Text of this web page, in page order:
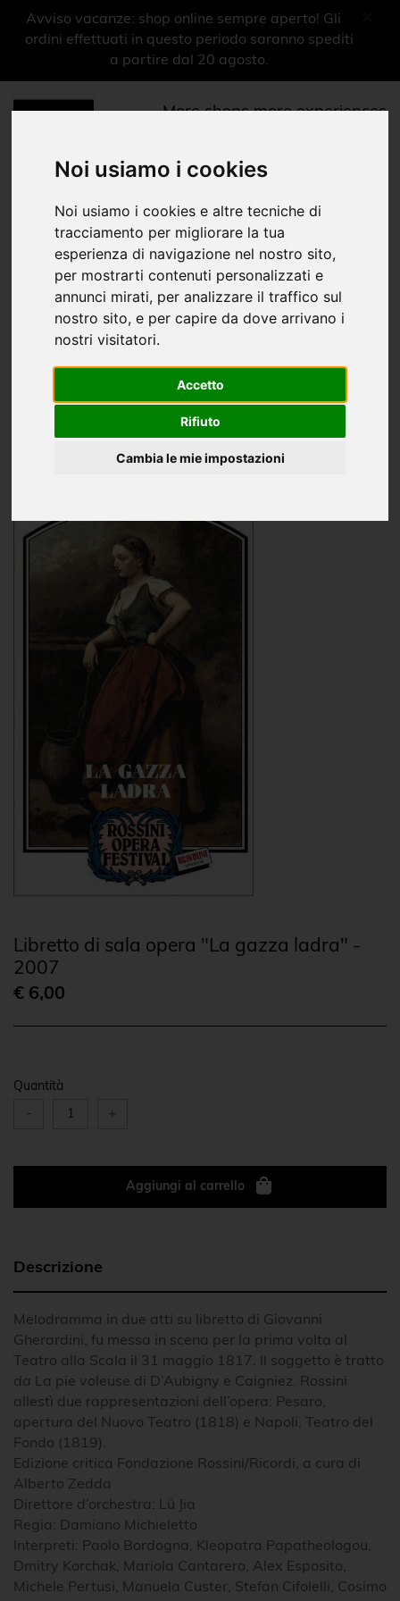
Noi usiamo i cookies
Noi usiamo i cookies e altre tecniche di
tracciamento per migliorare la tua
esperienza di navigazione nel nostro sito,
per mostrarti contenuti personalizzati e
annunci mirati, per analizzare il traffico sul
nostro sito, e per capire da dove arrivano i
nostri visitatori.
Accetto
Rifiuto
Cambia le mie impostazioni
Avviso vacanze: shop online sempre aperto! Gli
ordini effettuati in questo periodo saranno spediti
a partire dal 20 agosto.
More shops more experiences
Libri
Libretti di sala
Shop Musei | Museo Nazionale Rossini | Libri
Oggettistica
CD e DVD
Libretto di sala opera "La gazza ladra" -
2007
€ 6,00
Quantità
- +
Aggiungi al carrello
Descrizione
Melodramma in due atti su libretto di Giovanni
Gherardini, fu messa in scena per la prima volta al
Teatro alla Scala il 31 maggio 1817. Il soggetto è tratto
da La pie voleuse di D’Aubigny e Caigniez. Rossini
allestì due rappresentazioni dell’opera: Pesaro,
apertura del Nuovo Teatro (1818) e Napoli, Teatro del
Fondo (1819).
Edizione critica Fondazione Rossini/Ricordi, a cura di
Alberto Zedda
Direttore d’orchestra: Lü Jia
Regia: Damiano Michieletto
Interpreti: Paolo Bordogna, Kleopatra Papatheologou,
Dmitry Korchak, Mariola Cantarero, Alex Esposito,
Michele Pertusi, Manuela Custer, Stefan Cifolelli, Cosimo